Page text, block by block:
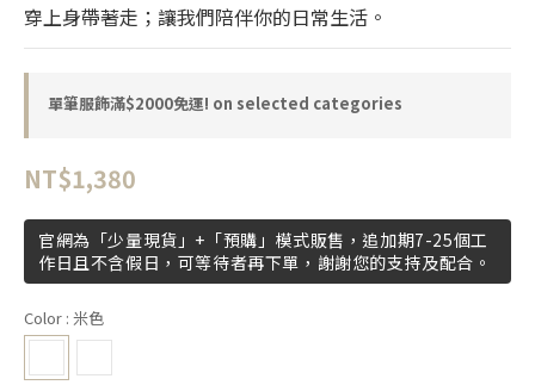
穿上身帶著走；讓我們陪伴你的日常生活。
單筆服飾滿$2000免運! on selected categories
NT$1,380
官網為「少量現貨」+「預購」模式販售，追加期7-25個工
作日且不含假日，可等待者再下單，謝謝您的支持及配合。
Color : 米色